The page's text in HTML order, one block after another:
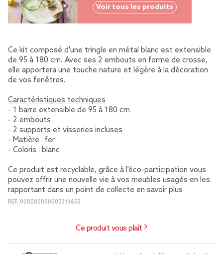
Voir tous les produits
Ce kit composé d'une tringle en métal blanc est extensible
de 95 à 180 cm. Avec ses 2 embouts en forme de crosse,
elle apportera une touche nature et légère à la décoration
de vos fenêtres.
Caractéristiques techniques
- 1 barre extensible de 95 à 180 cm
- 2 embouts
- 2 supports et visseries incluses
- Matière : fer
- Coloris : blanc
Ce produit est recyclable, grâce à l'éco-participation vous
pouvez offrir une nouvelle vie à vos meubles usagés en les
rapportant dans un point de collecte en savoir plus
REF. 000000000000311603
Ce produit vous plaît ?